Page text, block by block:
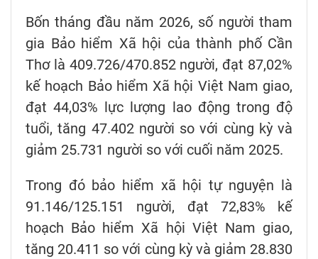
Bốn tháng đầu năm 2026, số người tham
gia Bảo hiểm Xã hội của thành phố Cần
Thơ là 409.726/470.852 người, đạt 87,02%
kế hoạch Bảo hiểm Xã hội Việt Nam giao,
đạt 44,03% lực lượng lao động trong độ
tuổi, tăng 47.402 người so với cùng kỳ và
giảm 25.731 người so với cuối năm 2025.
Trong đó bảo hiểm xã hội tự nguyện là
91.146/125.151 người, đạt 72,83% kế
hoạch Bảo hiểm Xã hội Việt Nam giao,
tăng 20.411 so với cùng kỳ và giảm 28.830